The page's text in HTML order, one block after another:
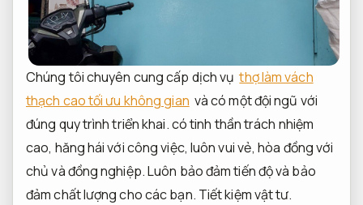
Chúng tôi chuyên cung cấp dịch vụ thợ làm vách
thạch cao tối ưu không gian và có một đội ngũ với
đúng quy trình triển khai. có tinh thần trách nhiệm
cao, hăng hái với công việc, luôn vui vẻ, hòa đồng với
chủ và đồng nghiệp. Luôn bảo đảm tiến độ và bảo
đảm chất lượng cho các bạn. Tiết kiệm vật tư.